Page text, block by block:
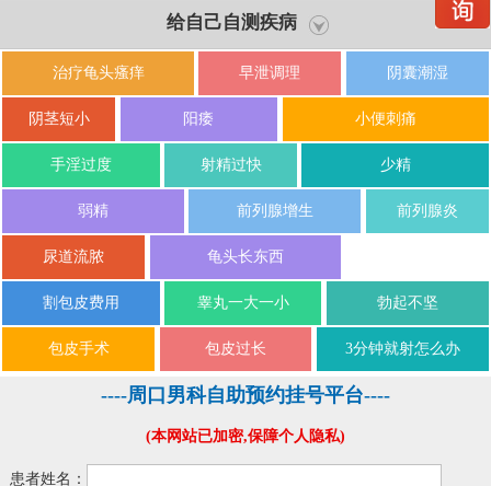
给自己自测疾病
治疗龟头瘙痒 早泄调理 阴囊潮湿
阴茎短小 阳痿 小便刺痛
手淫过度 射精过快 少精
弱精 前列腺增生 前列腺炎
尿道流脓 龟头长东西
割包皮费用 睾丸一大一小 勃起不坚
包皮手术 包皮过长 3分钟就射怎么办
----周口男科自助预约挂号平台----
(本网站已加密,保障个人隐私)
患者姓名：